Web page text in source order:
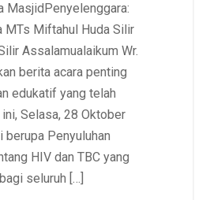
MasjidPenyelenggara:
MTs Miftahul Huda Silir
Assalamualaikum Wr.
berita acara penting
edukatif yang telah
Selasa, 28 Oktober
berupa Penyuluhan
HIV dan TBC yang
seluruh […]